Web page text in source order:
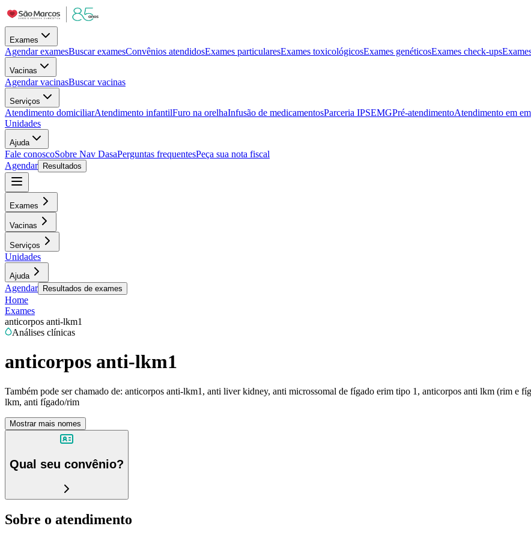
Exames
Agendar examesBuscar examesConvênios atendidosExames particularesExames toxicológicosExames genéticosExames check-ups
Vacinas
Agendar vacinasBuscar vacinas
Serviços
Atendimento domiciliarAtendimento infantilFuro na orelhaInfusão de medicamentosParceria IPSEMGPré-atendimentoAtendimento em
Unidades
Ajuda
Fale conoscoSobre Nav DasaPerguntas frequentesPeça sua nota fiscal
Agendar
Resultados
Exames
Vacinas
Serviços
Unidades
Ajuda
Agendar Resultados de exames
Home
Exames
anticorpos anti-lkm1
Análises clínicas
anticorpos anti-lkm1
Também pode ser chamado de: anticorpos anti-lkm1, anti liver kidney, anti microssomal de fígado erim tipo 1, anticorpos anti lkm (rim e
lkm, anti fígado/rim
Mostrar mais nomes
Qual seu convênio?
Sobre o atendimento